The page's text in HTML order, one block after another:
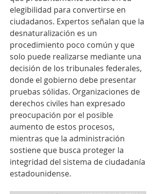
elegibilidad para convertirse en
ciudadanos. Expertos señalan que la
desnaturalización es un
procedimiento poco común y que
solo puede realizarse mediante una
decisión de los tribunales federales,
donde el gobierno debe presentar
pruebas sólidas. Organizaciones de
derechos civiles han expresado
preocupación por el posible
aumento de estos procesos,
mientras que la administración
sostiene que busca proteger la
integridad del sistema de ciudadanía
estadounidense.